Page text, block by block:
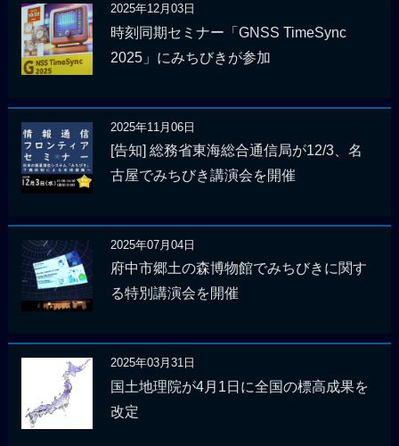
2025年12月03日
時刻同期セミナー「GNSS TimeSync
2025」にみちびきが参加
2025年11月06日
[告知] 総務省東海総合通信局が12/3、名
古屋でみちびき講演会を開催
2025年07月04日
府中市郷土の森博物館でみちびきに関す
る特別講演会を開催
2025年03月31日
国土地理院が4月1日に全国の標高成果を
改定